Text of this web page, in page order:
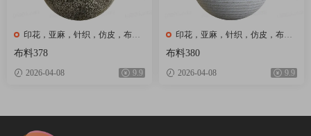
印花，亚麻，针织，仿皮，布
匹，家纺，绒布
布料378
2026-04-08 9.9
印花，亚麻，针织，仿皮，布
匹，家纺，绒布
布料380
2026-04-08 9.9